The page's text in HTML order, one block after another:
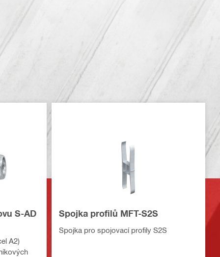
S-AD
A2)
Spojka profilů MFT-S2S
Spojka pro spojovací profily S2S